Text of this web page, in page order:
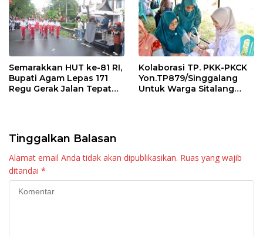
Semarakkan HUT ke-81 RI,
Bupati Agam Lepas 171
Regu Gerak Jalan Tepat
Kolaborasi TP. PKK-PKCK
Yon.TP879/Singgalang
Untuk Warga Sitalang
Tinggalkan Balasan
Alamat email Anda tidak akan dipublikasikan. Ruas yang wajib
ditandai *